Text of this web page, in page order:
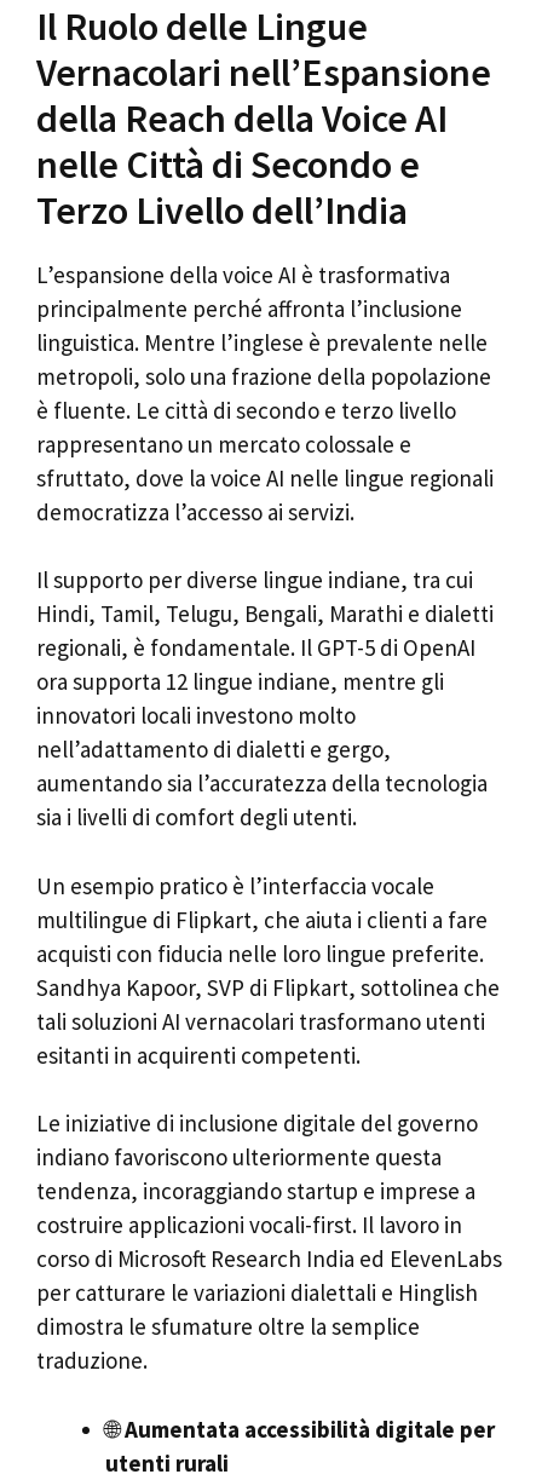
Il Ruolo delle Lingue
Vernacolari nell’Espansione
della Reach della Voice AI
nelle Città di Secondo e
Terzo Livello dell’India
L’espansione della voice AI è trasformativa
principalmente perché affronta l’inclusione
linguistica. Mentre l’inglese è prevalente nelle
metropoli, solo una frazione della popolazione
è fluente. Le città di secondo e terzo livello
rappresentano un mercato colossale e
sfruttato, dove la voice AI nelle lingue regionali
democratizza l’accesso ai servizi.
Il supporto per diverse lingue indiane, tra cui
Hindi, Tamil, Telugu, Bengali, Marathi e dialetti
regionali, è fondamentale. Il GPT-5 di OpenAI
ora supporta 12 lingue indiane, mentre gli
innovatori locali investono molto
nell’adattamento di dialetti e gergo,
aumentando sia l’accuratezza della tecnologia
sia i livelli di comfort degli utenti.
Un esempio pratico è l’interfaccia vocale
multilingue di Flipkart, che aiuta i clienti a fare
acquisti con fiducia nelle loro lingue preferite.
Sandhya Kapoor, SVP di Flipkart, sottolinea che
tali soluzioni AI vernacolari trasformano utenti
esitanti in acquirenti competenti.
Le iniziative di inclusione digitale del governo
indiano favoriscono ulteriormente questa
tendenza, incoraggiando startup e imprese a
costruire applicazioni vocali-first. Il lavoro in
corso di Microsoft Research India ed ElevenLabs
per catturare le variazioni dialettali e Hinglish
dimostra le sfumature oltre la semplice
traduzione.
🌐Aumentata accessibilità digitale per
utenti rurali